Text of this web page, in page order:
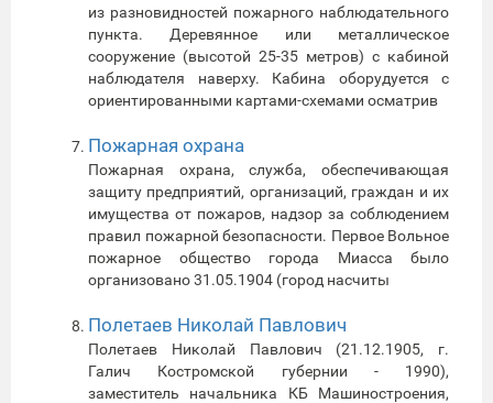
из разновидностей пожарного наблюдательного
пункта. Деревянное или металлическое
сооружение (высотой 25-35 метров) с кабиной
наблюдателя наверху. Кабина оборудуется с
ориентированными картами-схемами осматрив
Пожарная охрана
Пожарная охрана, служба, обеспечивающая
защиту предприятий, организаций, граждан и их
имущества от пожаров, надзор за соблюдением
правил пожарной безопасности. Первое Вольное
пожарное общество города Миасса было
организовано 31.05.1904 (город насчиты
Полетаев Николай Павлович
Полетаев Николай Павлович (21.12.1905, г.
Галич Костромской губернии - 1990),
заместитель начальника КБ Машиностроения,